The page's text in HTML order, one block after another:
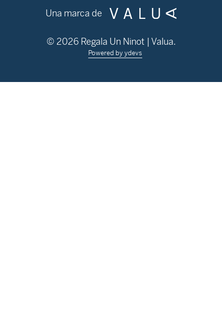
© 2026 Regala Un Ninot | Valua.
Powered by ydevs
Una marca de